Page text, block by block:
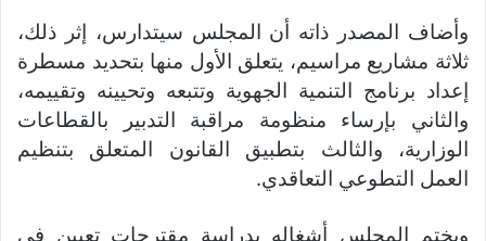
وأضاف المصدر ذاته أن المجلس سيتدارس، إثر ذلك،
ثلاثة مشاريع مراسيم، يتعلق الأول منها بتحديد مسطرة
إعداد برنامج التنمية الجهوية وتتبعه وتحيينه وتقييمه،
والثاني بإرساء منظومة مراقبة التدبير بالقطاعات
الوزارية، والثالث بتطبيق القانون المتعلق بتنظيم
العمل التطوعي التعاقدي.
ويختم المجلس أشغاله بدراسة مقترحات تعيين في